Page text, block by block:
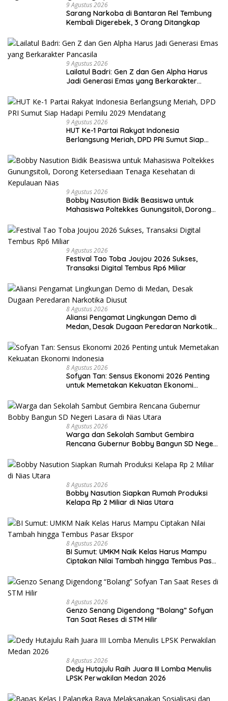
9 Agustus 2026
Sarang Narkoba di Bantaran Rel Tembung
Kembali Digerebek, 3 Orang Ditangkap
9 Agustus 2026
Lailatul Badri: Gen Z dan Gen Alpha Harus
Jadi Generasi Emas yang Berkarakter
9 Agustus 2026
HUT Ke-1 Partai Rakyat Indonesia
Berlangsung Meriah, DPD PRI Sumut Siap
9 Agustus 2026
Bobby Nasution Bidik Beasiswa untuk
Mahasiswa Poltekkes Gunungsitoli, Dorong
Kepulauan Nias
9 Agustus 2026
Festival Tao Toba Joujou 2026 Sukses,
Transaksi Digital Tembus Rp6 Miliar
8 Agustus 2026
Aliansi Pengamat Lingkungan Demo di
Medan, Desak Dugaan Peredaran Narkotika
8 Agustus 2026
Sofyan Tan: Sensus Ekonomi 2026 Penting
untuk Memetakan Kekuatan Ekonomi
8 Agustus 2026
Warga dan Sekolah Sambut Gembira
Rencana Gubernur Bobby Bangun SD Negeri
8 Agustus 2026
Bobby Nasution Siapkan Rumah Produksi
Kelapa Rp 2 Miliar di Nias Utara
8 Agustus 2026
BI Sumut: UMKM Naik Kelas Harus Mampu
Ciptakan Nilai Tambah hingga Tembus Pasar
8 Agustus 2026
Genzo Senang Digendong “Bolang” Sofyan
Tan Saat Reses di STM Hilir
8 Agustus 2026
Dedy Hutajulu Raih Juara III Lomba Menulis
LPSK Perwakilan Medan 2026